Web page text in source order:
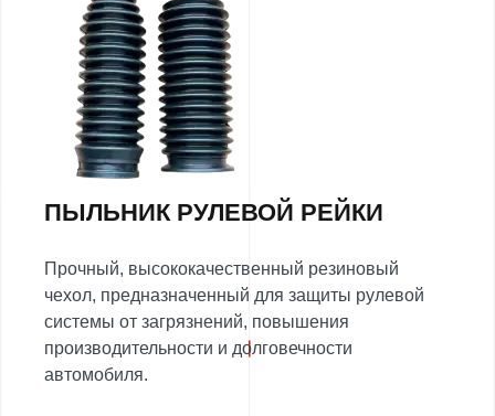
ПЫЛЬНИК РУЛЕВОЙ РЕЙКИ
Прочный, высококачественный резиновый
чехол, предназначенный для защиты рулевой
системы от загрязнений, повышения
производительности и долговечности
автомобиля.